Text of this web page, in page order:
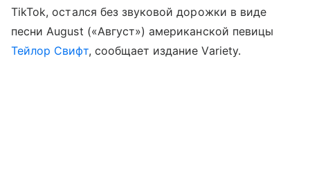
TikTok, остался без звуковой дорожки в виде
песни August («Август») американской певицы
Тейлор Свифт, сообщает издание Variety.